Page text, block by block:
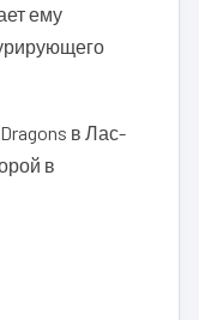
ему
в Лас-
в